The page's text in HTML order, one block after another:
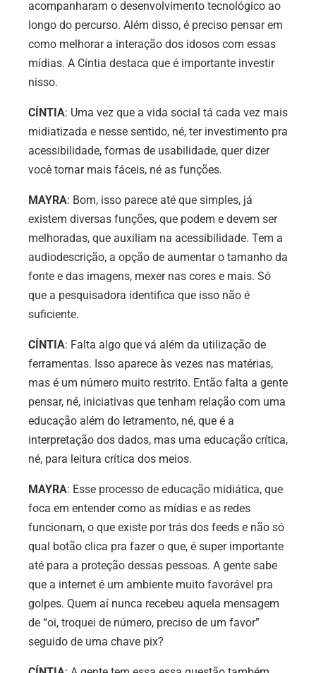
acompanharam o desenvolvimento tecnológico ao
longo do percurso. Além disso, é preciso pensar em
como melhorar a interação dos idosos com essas
mídias. A Cíntia destaca que é importante investir
nisso.
CÍNTIA: Uma vez que a vida social tá cada vez mais
midiatizada e nesse sentido, né, ter investimento pra
acessibilidade, formas de usabilidade, quer dizer
você tornar mais fáceis, né as funções.
MAYRA: Bom, isso parece até que simples, já
existem diversas funções, que podem e devem ser
melhoradas, que auxiliam na acessibilidade. Tem a
audiodescrição, a opção de aumentar o tamanho da
fonte e das imagens, mexer nas cores e mais. Só
que a pesquisadora identifica que isso não é
suficiente.
CÍNTIA: Falta algo que vá além da utilização de
ferramentas. Isso aparece às vezes nas matérias,
mas é um número muito restrito. Então falta a gente
pensar, né, iniciativas que tenham relação com uma
educação além do letramento, né, que é a
interpretação dos dados, mas uma educação crítica,
né, para leitura crítica dos meios.
MAYRA: Esse processo de educação midiática, que
foca em entender como as mídias e as redes
funcionam, o que existe por trás dos feeds e não só
qual botão clica pra fazer o que, é super importante
até para a proteção dessas pessoas. A gente sabe
que a internet é um ambiente muito favorável pra
golpes. Quem aí nunca recebeu aquela mensagem
de “oi, troquei de número, preciso de um favor”
seguido de uma chave pix?